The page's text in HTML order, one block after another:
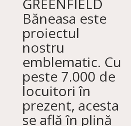
GREENFIELD
Băneasa este
proiectul
nostru
emblematic. Cu
peste 7.000 de
locuitori în
prezent, acesta
se află în plină